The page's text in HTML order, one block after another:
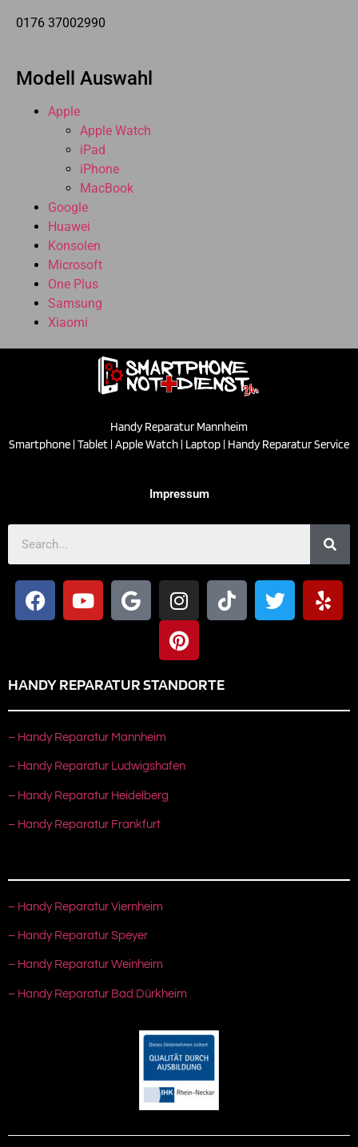
0176 37002990
Modell Auswahl
Apple
Apple Watch
iPad
iPhone
MacBook
Google
Huawei
Konsolen
Microsoft
One Plus
Samsung
Xiaomi
Handy Reparatur Mannheim
Smartphone | Tablet | Apple Watch | Laptop | Handy Reparatur Service
Impressum
HANDY REPARATUR STANDORTE
– Handy Reparatur Mannheim
– Handy Reparatur Ludwigshafen
– Handy Reparatur Heidelberg
– Handy Reparatur Frankfurt
– Handy Reparatur Viernheim
– Handy Reparatur Speyer
– Handy Reparatur Weinheim
– Handy Reparatur Bad Dürkheim